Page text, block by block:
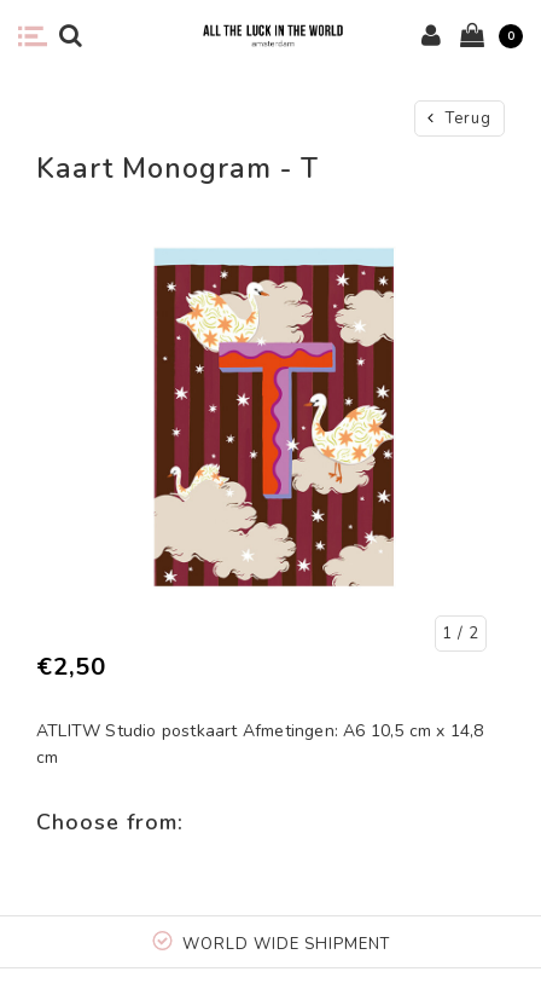
0
Terug
Kaart Monogram - T
1 / 2
€2,50
ATLITW Studio postkaart Afmetingen: A6 10,5 cm x 14,8
cm
Choose from:
WORLD WIDE SHIPMENT